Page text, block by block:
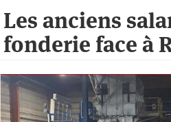
Les anciens
fonderie face à